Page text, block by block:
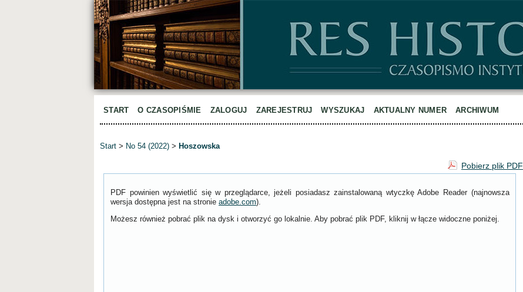
START O CZASOPIŚMIE ZALOGUJ ZAREJESTRUJ WYSZUKAJ AKTUALNY NUMER ARCHIWUM
Start > No 54 (2022) > Hoszowska
Pobierz plik PDF
PDF powinien wyświetlić się w przeglądarce, jeżeli posiadasz zainstalowaną wtyczkę Adobe Reader (najnowsza
wersja dostępna jest na stronie adobe.com).
Możesz również pobrać plik na dysk i otworzyć go lokalnie. Aby pobrać plik PDF, kliknij w łącze widoczne poniżej.